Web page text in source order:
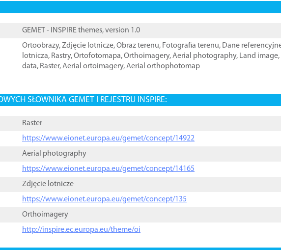
GEMET - INSPIRE themes, version 1.0
Ortoobrazy,Zdjęcie lotnicze,Obraz terenu, Fotografia terenu, Dane
lotnicza, Rastry,Ortofotomapa,Orthoimagery,Aerial photography, Land image,
data, Raster,Aerial ortoimagery,Aerial orthophotomap
SŁOWNIKA GEMET I REJESTRU INSPIRE:
Raster
https://www.eionet.europa.eu/gemet/concept/14922
Aerial photography
https://www.eionet.europa.eu/gemet/concept/14165
Zdjęcie lotnicze
https://www.eionet.europa.eu/gemet/concept/135
Orthoimagery
http://inspire.ec.europa.eu/theme/oi